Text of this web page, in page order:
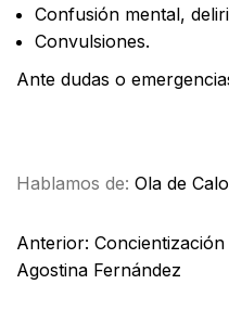
Confusión mental,
Convulsiones.
Ante dudas o
Hablamos de: Ola de
Anterior:
Agostina Fernández